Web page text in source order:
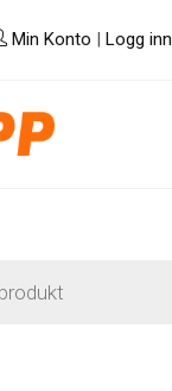
Min Konto | Logg inn